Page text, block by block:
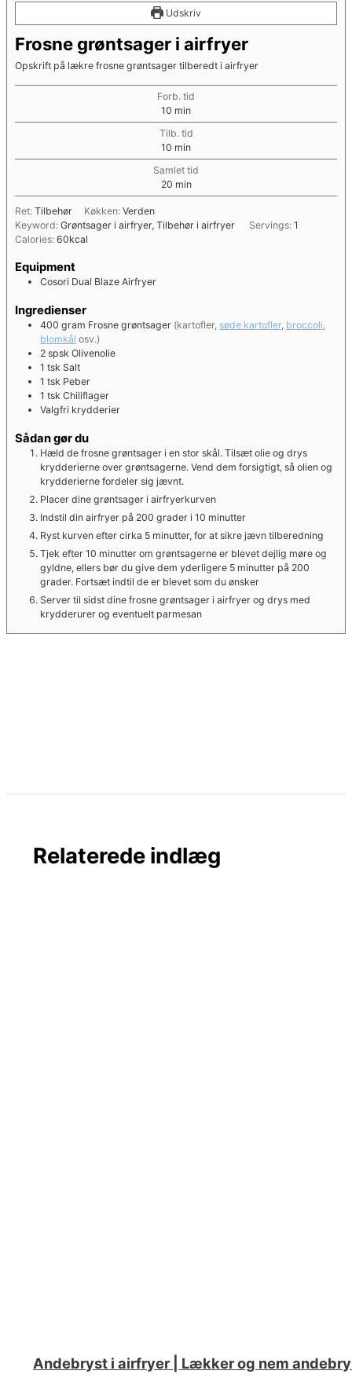
Udskriv
Frosne grøntsager i airfryer
Opskrift på lækre frosne grøntsager tilberedt i airfryer
Forb. tid
10 minutter
min
Tilb. tid
10 minutter
min
Samlet tid
20minutter
min
Ret: Tilbehør Køkken: Verden
Keyword: Grøntsager i airfryer, Tilbehør i airfryer Servings: 1
Calories: 60kcal
Equipment
Cosori Dual Blaze Airfryer
Ingredienser
400 gram Frosne grøntsager (kartofler, søde kartofler, broccoli,
blomkål osv.)
2 spsk Olivenolie
1 tsk Salt
1 tsk Peber
1 tsk Chiliflager
Valgfri krydderier
Sådan gør du
Hæld de frosne grøntsager i en stor skål. Tilsæt olie og drys
krydderierne over grøntsagerne. Vend dem forsigtigt, så olien og
krydderierne fordeler sig jævnt.
Placer dine grøntsager i airfryerkurven
Indstil din airfryer på 200 grader i 10 minutter
Ryst kurven efter cirka 5 minutter, for at sikre jævn tilberedning
Tjek efter 10 minutter om grøntsagerne er blevet dejlig møre og
gyldne, ellers bør du give dem yderligere 5 minutter på 200
grader. Fortsæt indtil de er blevet som du ønsker
Server til sidst dine frosne grøntsager i airfryer og drys med
krydderurer og eventuelt parmesan
Relaterede indlæg
Andebryst i airfryer | Lækker og nem